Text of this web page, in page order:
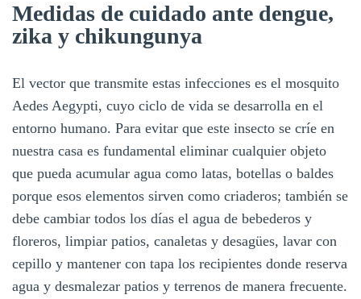
Medidas de cuidado ante dengue,
zika y chikungunya
El vector que transmite estas infecciones es el mosquito
Aedes Aegypti, cuyo ciclo de vida se desarrolla en el
entorno humano. Para evitar que este insecto se críe en
nuestra casa es fundamental eliminar cualquier objeto
que pueda acumular agua como latas, botellas o baldes
porque esos elementos sirven como criaderos; también se
debe cambiar todos los días el agua de bebederos y
floreros, limpiar patios, canaletas y desagües, lavar con
cepillo y mantener con tapa los recipientes donde reserva
agua y desmalezar patios y terrenos de manera frecuente.